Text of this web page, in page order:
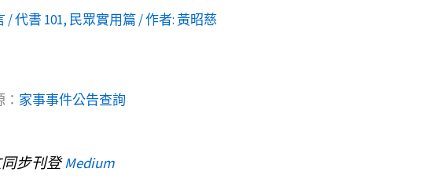
/代書 101, 民眾實用篇/ 作者:黃昭慈
家事事件公告查詢
步刊登Medium